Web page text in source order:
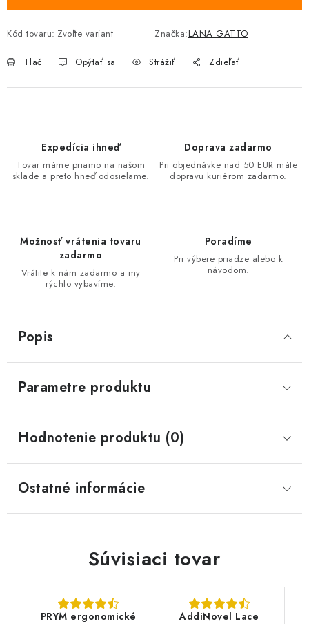
Kód tovaru: Zvoľte variant Značka:LANA GATTO
Tlač Opýtať sa Strážiť Zdieľať
Expedícia ihneď
Tovar máme priamo na našom
sklade a preto hneď odosielame.
Doprava zadarmo
Pri objednávke nad 50 EUR máte
dopravu kuriérom zadarmo.
Možnosť vrátenia tovaru
zadarmo
Vrátite k nám zadarmo a my
rýchlo vybavíme.
Poradíme
Pri výbere priadze alebo k
návodom.
Popis
Parametre produktu
Hodnotenie produktu (0)
Ostatné informácie
Súvisiaci tovar
PRYM ergonomické
AddiNovel Lace